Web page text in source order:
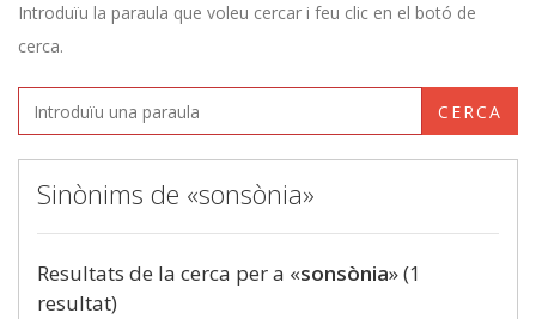
Introduïu la paraula que voleu cercar i feu clic en el botó de
cerca.
CERCA
Sinònims de «sonsònia»
Resultats de la cerca per a «sonsònia» (1
resultat)